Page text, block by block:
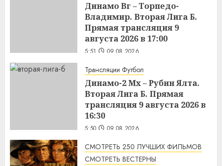
Динамо Вг – Торпедо-
Владимир. Вторая Лига Б.
Прямая трансляция 9
августа 2026 в 17:00
5:51 09.08.2026
Трансляции Футбол
Динамо-2 Мх – Рубин Ялта.
Вторая Лига Б. Прямая
трансляция 9 августа 2026 в
16:30
5:50 09.08.2026
СМОТРЕТЬ 250 ЛУЧШИХ ФИЛЬМОВ
СМОТРЕТЬ ВЕСТЕРНЫ